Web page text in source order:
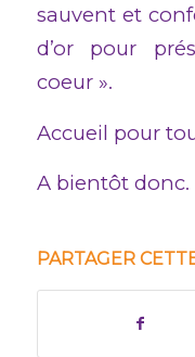
sauvent et
d’or pour
coeur ».
Accueil pour
A bientôt donc.
PARTAGER